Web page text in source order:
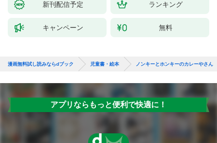
新刊配信予定 ランキング
キャンペーン 無料
漫画無料試し読みならdブック 児童書・絵本 ノンキーとホンキーのカレーやさん
アプリならもっと便利で快適に！